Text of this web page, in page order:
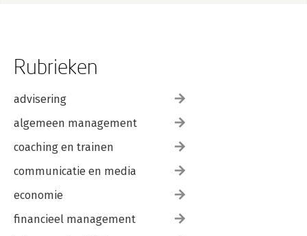
Rubrieken
advisering
algemeen management
coaching en trainen
communicatie en media
economie
financieel management